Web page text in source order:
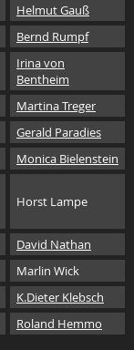
Helmut Gauß
Bernd Rumpf
Irina von
Bentheim
Martina Treger
Gerald Paradies
Monica Bielenstein
Horst Lampe
David Nathan
Marlin Wick
K.Dieter Klebsch
Roland Hemmo